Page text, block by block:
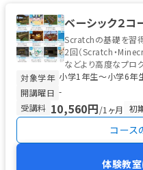
ベーシック２コ
Scratchの基礎を習
2回（Scratch・
などより高度なプロ
てま...
対象学年 小学1年生〜小学6年
開講曜日 -
受講料 10,560円/1ヶ月 初
コース
体験教